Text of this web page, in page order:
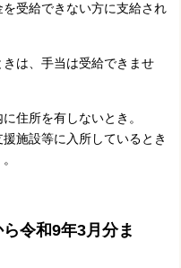
受給できない方に支給され
は、手当は受給できませ
住所を有しないとき。
施設等に入所しているとき
令和9年3月分ま